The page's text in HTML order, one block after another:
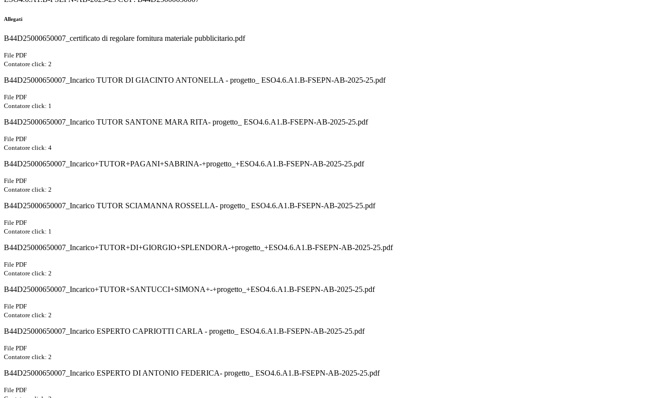
Allegati
B44D25000650007_certificato di regolare fornitura materiale pubblicitario.pdf
File PDF
Contatore click: 2
B44D25000650007_Incarico TUTOR DI GIACINTO ANTONELLA - progetto_ ESO4.6.A1.B-FSEPN-AB-2025-25.pdf
File PDF
Contatore click: 1
B44D25000650007_Incarico TUTOR SANTONE MARA RITA- progetto_ ESO4.6.A1.B-FSEPN-AB-2025-25.pdf
File PDF
Contatore click: 4
B44D25000650007_Incarico+TUTOR+PAGANI+SABRINA-+progetto_+ESO4.6.A1.B-FSEPN-AB-2025-25.pdf
File PDF
Contatore click: 2
B44D25000650007_Incarico TUTOR SCIAMANNA ROSSELLA- progetto_ ESO4.6.A1.B-FSEPN-AB-2025-25.pdf
File PDF
Contatore click: 1
B44D25000650007_Incarico+TUTOR+DI+GIORGIO+SPLENDORA-+progetto_+ESO4.6.A1.B-FSEPN-AB-2025-25.pdf
File PDF
Contatore click: 2
B44D25000650007_Incarico+TUTOR+SANTUCCI+SIMONA+-+progetto_+ESO4.6.A1.B-FSEPN-AB-2025-25.pdf
File PDF
Contatore click: 2
B44D25000650007_Incarico ESPERTO CAPRIOTTI CARLA - progetto_ ESO4.6.A1.B-FSEPN-AB-2025-25.pdf
File PDF
Contatore click: 2
B44D25000650007_Incarico ESPERTO DI ANTONIO FEDERICA- progetto_ ESO4.6.A1.B-FSEPN-AB-2025-25.pdf
File PDF